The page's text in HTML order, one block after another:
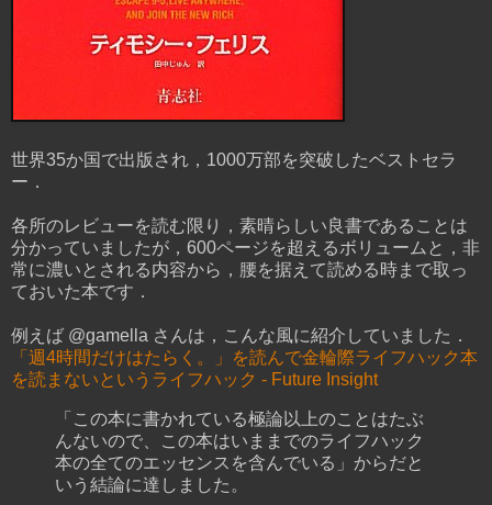
世界35か国で出版され，1000万部を突破したベストセラ
ー．
各所のレビューを読む限り，素晴らしい良書であることは
分かっていましたが，600ページを超えるボリュームと，非
常に濃いとされる内容から，腰を据えて読める時まで取っ
ておいた本です．
例えば @gamella さんは，こんな風に紹介していました．
「週4時間だけはたらく。」を読んで金輪際ライフハック本
を読まないというライフハック - Future Insight
「この本に書かれている極論以上のことはたぶ
んないので、この本はいままでのライフハック
本の全てのエッセンスを含んでいる」からだと
いう結論に達しました。